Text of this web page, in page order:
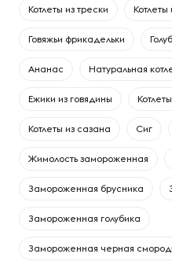
Котлеты из трески Котлеты
Говяжьи фрикадельки
Ананас Натуральная
Ежики из говядины
Котлеты из сазана Сиг
Жимолость замороженная
Замороженная брусника
Замороженная голубика
Замороженная черная